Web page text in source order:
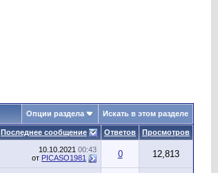
Опции раздела Искать в этом разделе
Последнее сообщение Ответов Просмотров
10.10.2021 00:43
от PICASO1981 0 12,813